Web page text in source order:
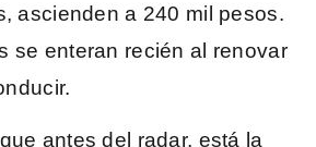
ascienden a 240 mil pesos.
se enteran recién al renovar
antes del radar, está la